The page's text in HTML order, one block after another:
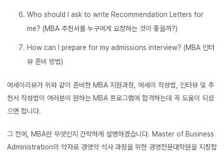
Who should I ask to write Recommendation Letters for
me? (MBA 추천서를 누구에게 요청하는 것이 좋을까?)
How can I prepare for my admissions interview? (MBA 인터
뷰 준비 방법)
에세이리뷰가 위와 같이 준비한 MBA 지원과정, 에세이 작성법, 인터뷰 및 추
천서 작성법이 여러분이 원하는 MBA 프로그램에 합격하는데 꼭 도움이 되셨
으면 합니다.
그 전에, MBA란 무엇인지 간략하게 설명하겠습니다. Master of Business
Administration의 약자로 경영약 석사 과정을 위한 경영전문대학원을 지칭합